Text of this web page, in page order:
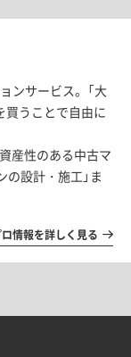
ンサービス。「大
買うことで自由に
産性のある中古マ
の設計・施工」ま
情報を詳しく見る